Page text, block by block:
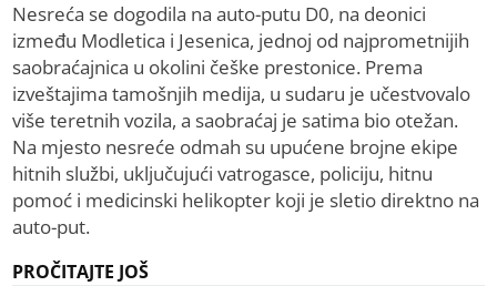
Nesreća se dogodila na auto-putu D0, na deonici
između Modletica i Jesenica, jednoj od najprometnijih
saobraćajnica u okolini češke prestonice. Prema
izveštajima tamošnjih medija, u sudaru je učestvovalo
više teretnih vozila, a saobraćaj je satima bio otežan.
Na mjesto nesreće odmah su upućene brojne ekipe
hitnih službi, uključujući vatrogasce, policiju, hitnu
pomoć i medicinski helikopter koji je sletio direktno na
auto-put.
PROČITAJTE JOŠ